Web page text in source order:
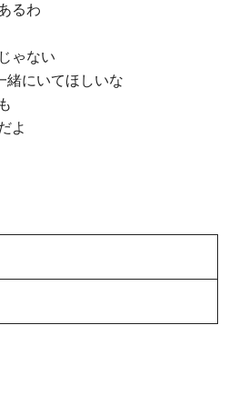
るわ
ゃない
緒にいてほしいな
よ